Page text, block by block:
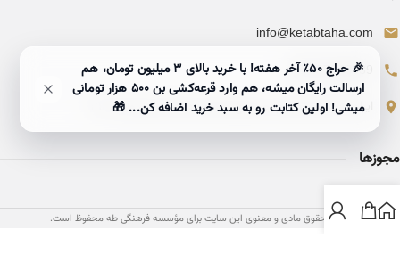
info@ketabtaha.com
025-37842039
ایران، قم، بلوار معلم، مجتمع ناشران، طبقه سوم، واحد ۳۱۴
مجوزها
تمامی حقوق مادی و معنوی این سایت برای مؤسسه فرهنگی طه محفوظ است.
🎉 حراج ۵۰٪ آخر هفته! با خرید بالای 3 میلیون تومان، هم
ارسالت رایگان میشه، هم وارد قرعه‌کشی بن ۵۰۰ هزار تومانی
میشی! اولین کتابت رو به سبد خرید اضافه کن... 🎁